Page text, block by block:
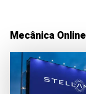
Mecânica Online